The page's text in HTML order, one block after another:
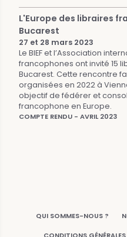
L'Europe des libraires
Bucarest
27 et 28 mars 2023
Le BIEF et l’Association
francophones ont invité 15
Bucarest. Cette rencontre
organisées en 2022 à
objectif de fédérer et
francophone en Europe.
COMPTE RENDU - AVRIL 2023
QUI SOMMES-NOUS ?